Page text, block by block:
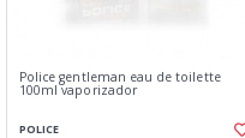
Police gentleman eau de toilette
100ml vaporizador
POLICE